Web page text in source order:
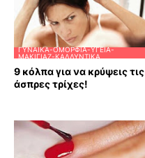
ΓΥΝΑΊΚΑ-ΟΜΟΡΦΙΆ-ΥΓΕΊΑ-
ΜΑΚΙΓΙΆΖ-ΚΑΛΛΥΝΤΙΚΆ
9 κόλπα για να κρύψεις τις
άσπρες τρίχες!